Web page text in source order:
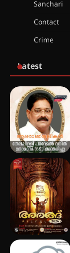
Sanchari
Contact
Crime
Latest